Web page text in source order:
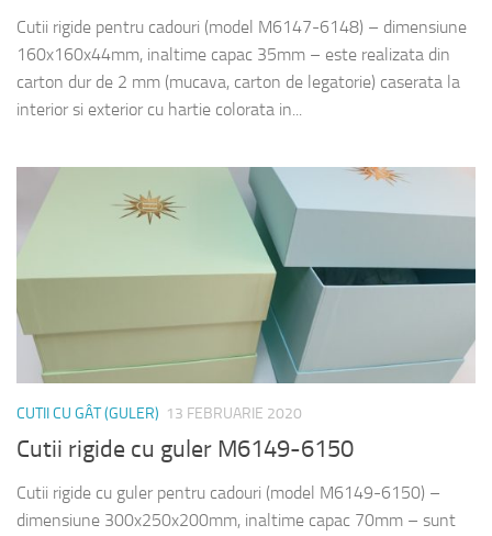
Cutii rigide pentru cadouri (model M6147-6148) – dimensiune
160x160x44mm, inaltime capac 35mm – este realizata din
carton dur de 2 mm (mucava, carton de legatorie) caserata la
interior si exterior cu hartie colorata in...
CUTII CU GÂT (GULER) 13 FEBRUARIE 2020
Cutii rigide cu guler M6149-6150
Cutii rigide cu guler pentru cadouri (model M6149-6150) –
dimensiune 300x250x200mm, inaltime capac 70mm – sunt